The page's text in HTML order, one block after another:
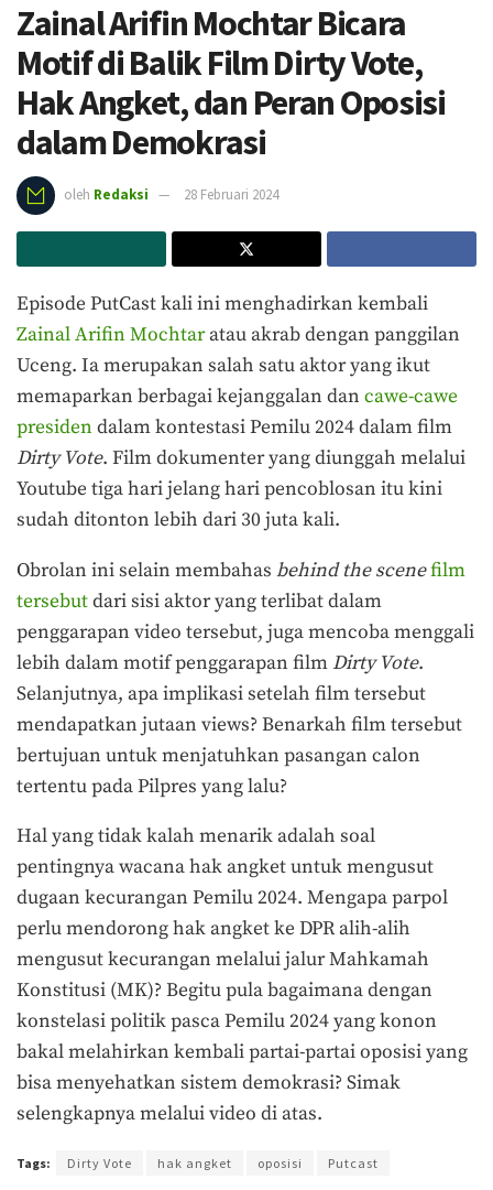
Zainal Arifin Mochtar Bicara
Motif di Balik Film Dirty Vote,
Hak Angket, dan Peran Oposisi
dalam Demokrasi
oleh Redaksi 28 Februari 2024
Episode PutCast kali ini menghadirkan kembali
Zainal Arifin Mochtaratau akrab dengan panggilan
Uceng. Ia merupakan salah satu aktor yang ikut
memaparkan berbagai kejanggalan dan cawe-cawe
presiden dalam kontestasi Pemilu 2024 dalam film
Dirty Vote. Film dokumenter yang diunggah melalui
Youtube tiga hari jelang hari pencoblosan itu kini
sudah ditonton lebih dari 30 juta kali.
Obrolan ini selain membahas behind the scenefilm
tersebutdari sisi aktor yang terlibat dalam
penggarapan video tersebut, juga mencoba menggali
lebih dalam motif penggarapan film Dirty Vote.
Selanjutnya, apa implikasi setelah film tersebut
mendapatkan jutaan views? Benarkah film tersebut
bertujuan untuk menjatuhkan pasangan calon
tertentu pada Pilpres yang lalu?
Hal yang tidak kalah menarik adalah soal
pentingnya wacana hak angket untuk mengusut
dugaan kecurangan Pemilu 2024. Mengapa parpol
perlu mendorong hak angket ke DPR alih-alih
mengusut kecurangan melalui jalur Mahkamah
Konstitusi (MK)? Begitu pula bagaimana dengan
konstelasi politik pasca Pemilu 2024 yang konon
bakal melahirkan kembali partai-partai oposisi yang
bisa menyehatkan sistem demokrasi? Simak
selengkapnya melalui video di atas.
Tags: Dirty Vote hak angket oposisi Putcast